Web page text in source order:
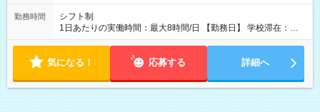
勤務時間
シフト制
1日あたりの実働時間：最大8時間/日 【勤務日】 学校滞在：
8:30～17:30の間の実働7時間(うち休憩１時間) ＋ 在宅での事務
書作成等1時間) ※勤務時間が8:30～の場合、朝8時半から学校で
間でOK！
気になる！ 応募する 詳細へ